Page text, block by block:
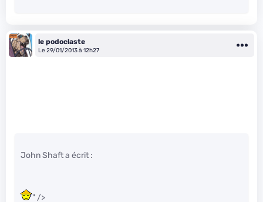
le podoclaste
Le 29/01/2013 à 12h27
John Shaft a écrit :
" />